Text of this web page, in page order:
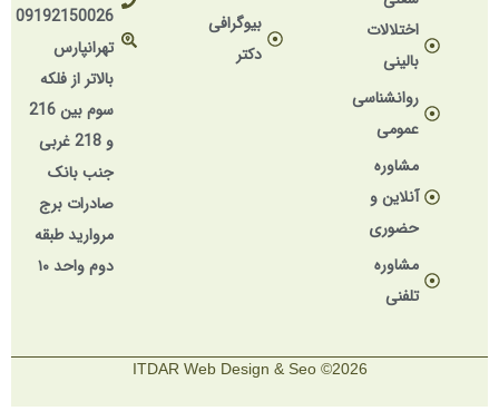
اختلالات
بالینی
روانشناسی
عمومی
مشاوره
آنلاین و
حضوری
مشاوره
تلفنی
بیوگرافی
دکتر
09192150026
تهرانپارس
بالاتر از فلکه
سوم بین 216
و 218 غربی
جنب بانک
صادرات برج
مروارید طبقه
دوم واحد ۱۰